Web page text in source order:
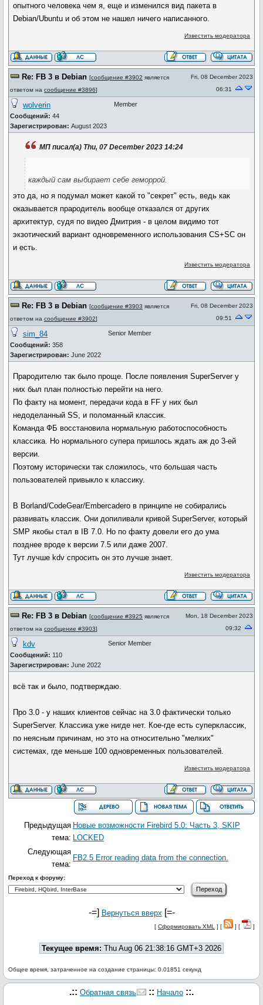
опытного человека чем я, еще и изменился вид пакета в
Debian/Ubuntu и об этом не нашел ничего написанного.
Известить модератора
Re: FB 3 в Debian [сообщение #3902 является
ответом на сообщение #3896]
Fri, 08 December 2023
06:31
wolverin
Сообщений: 44
Зарегистрирован: August 2023
Member
МП писал(а) Thu, 07 December 2023 14:24
каждый сам выбирает себе геморрой.
это да, но я подумал может какой то "секрет" есть, ведь как
оказывается прародитель вообще отказался от других
архитектур, судя по видео Дмитрия - в целом видимо тот
экзотический вариант одновременного использования CS+SC он
и есть.
Известить модератора
Re: FB 3 в Debian [сообщение #3903 является
ответом на сообщение #3902]
Fri, 08 December 2023
09:51
sim_84
Сообщений: 358
Зарегистрирован: June 2022
Senior Member
Прародителю так было проще. После появления SuperServer у
них был план полностью перейти на него.
По факту на момент, передачи кода в FF у них был
недоделанный SS, и поломанный классик.
Команда ФБ восстановила нормальную работоспособность
классика. Но нормального супера пришлось ждать аж до 3-ей
версии.
Поэтому исторически так сложилось, что большая часть
пользователей привыкло к классику.
В Borland/CodeGear/Embercadero в принципе не собирались
развивать классик. Они допиливали кривой SuperServer, который
SMP якобы стал в IB 7.0. Но по факту довели его до ума
позднее вроде к версии 7.5 или даже 2007.
Тут лучше kdv спросить он это лучше знает.
Известить модератора
Re: FB 3 в Debian [сообщение #3925 является
ответом на сообщение #3903]
Mon, 18 December 2023
09:32
kdv
Сообщений: 110
Зарегистрирован: June 2022
Senior Member
всё так и было, подтверждаю.
Про 3.0 - у наших клиентов сейчас на 3.0 фактически только
SuperServer. Классика уже нигде нет. Кое-где есть суперклассик,
по неясным причинам, но это на относительно "мелких"
системах, где меньше 100 одновременных пользователей.
Известить модератора
Предыдущая
тема:
Новые возможности Firebird 5.0: Часть 3, SKIP
LOCKED
Следующая
тема:
FB2.5 Error reading data from the connection.
Переход к форуму:
-=] Вернуться вверх [=-
[ Сформировать XML ] [ ] [ ]
Текущее время: Thu Aug 06 21:38:16 GMT+3 2026
Общее время, затраченное на создание страницы: 0.01851 секунд
.:: Обратная связь :: Начало ::.